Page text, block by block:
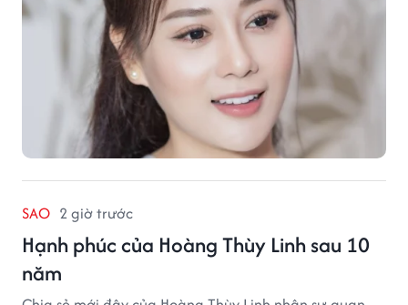
SAO 2 giờ trước
Hạnh phúc của Hoàng Thùy Linh sau 10
năm